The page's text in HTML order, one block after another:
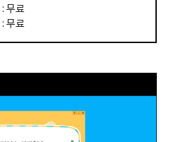
: 무료
: 무료